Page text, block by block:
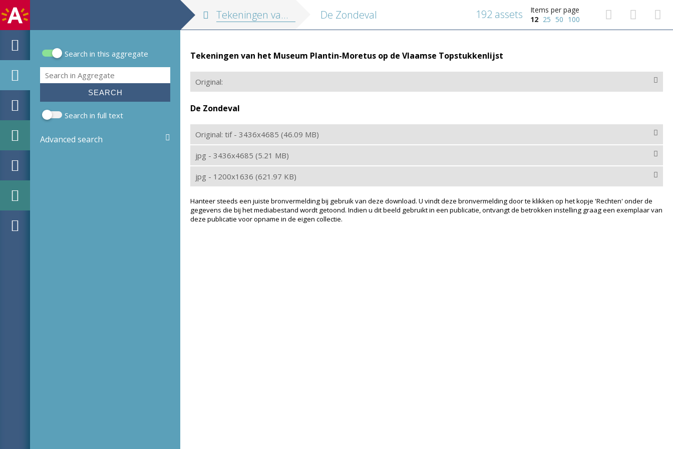
Search form
Search in this aggregate
Search
Search in full text
Advanced search
Tekeningen van het Museum Plantin-Moretus op de Vlaamse Topstukkenlijst De Zondeval
Items per page
12 25 50 100
192 assets
Tekeningen van het Museum Plantin-Moretus op de Vlaamse Topstukkenlijst
Original:
De Zondeval
Original: tif - 3436x4685 (46.09 MB)
jpg - 3436x4685 (5.21 MB)
jpg - 1200x1636 (621.97 KB)
Hanteer steeds een juiste bronvermelding bij gebruik van deze download. U vindt deze bronvermelding door te klikken op het kopje 'Rechten' onder de
gegevens die bij het mediabestand wordt getoond. Indien u dit beeld gebruikt in een publicatie, ontvangt de betrokken instelling graag een exemplaar van
deze publicatie voor opname in de eigen collectie.